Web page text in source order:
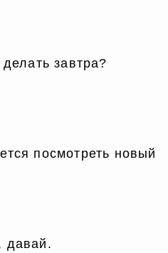
завтра?
посмотреть новый
давай.